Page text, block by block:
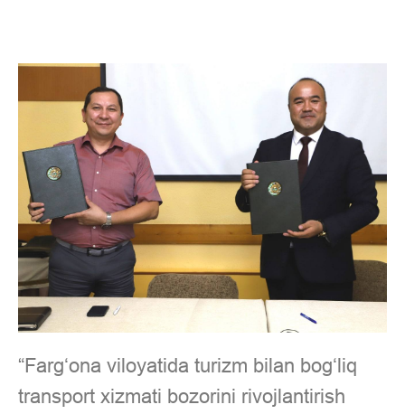
“Farg‘ona viloyatida turizm bilan bog‘liq
transport xizmati bozorini rivojlantirish